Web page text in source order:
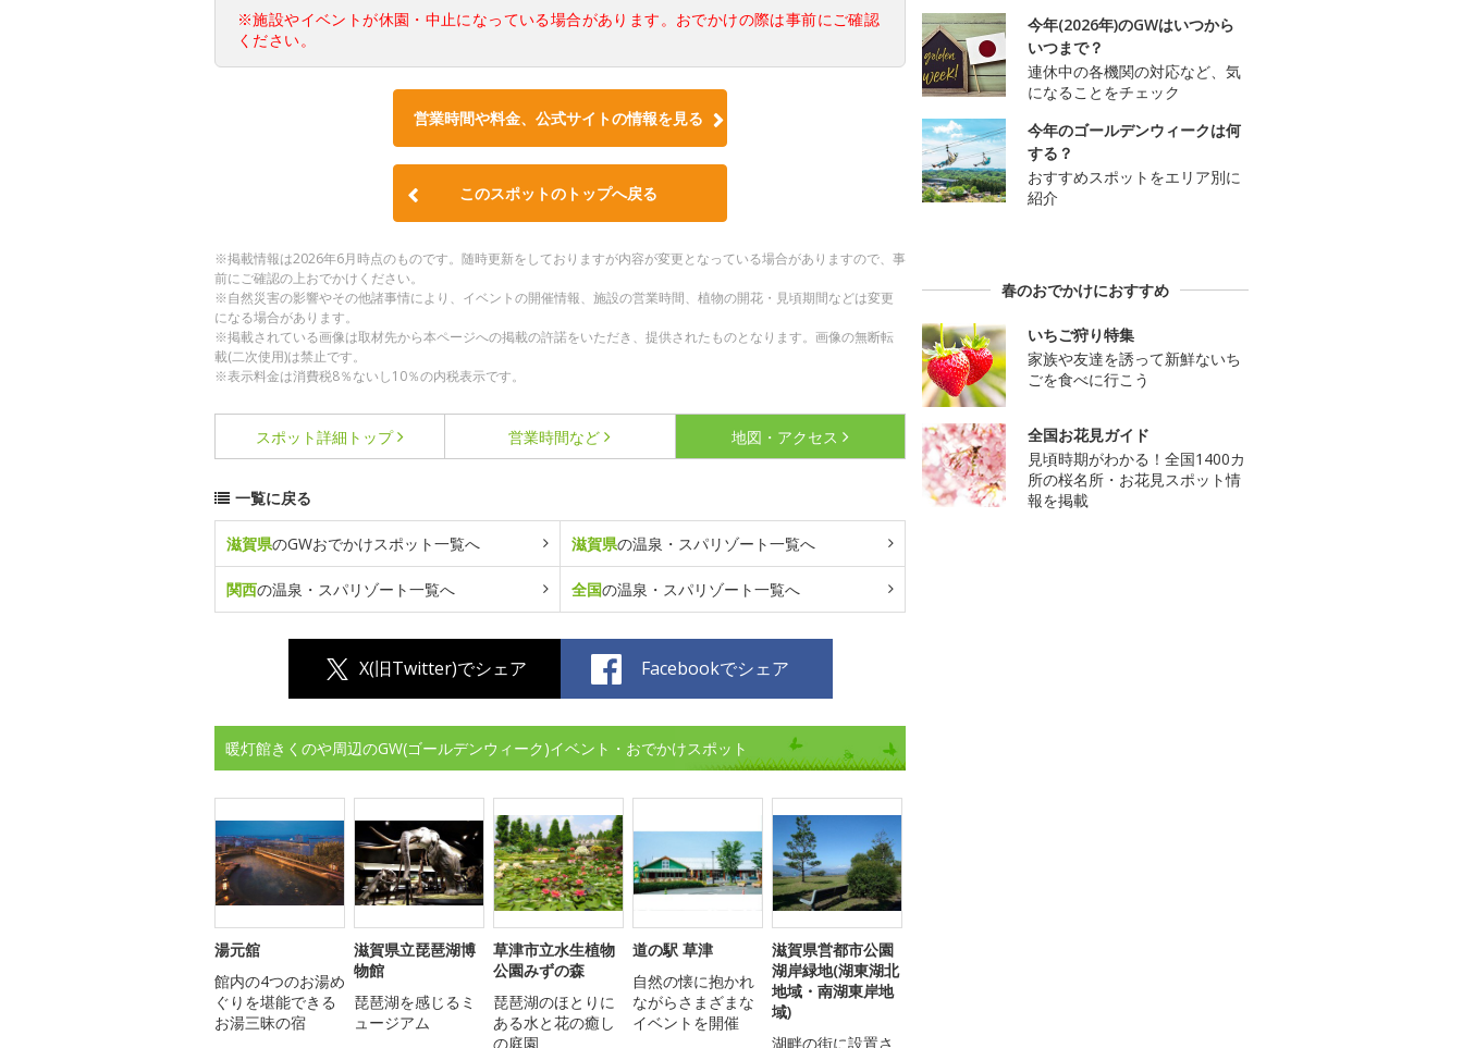
※施設やイベントが休園・中止になっている場合があります。おでかけの際は事前にご確認
ください。
営業時間や料金、公式サイトの情報を見る
このスポットのトップへ戻る
※掲載情報は2026年6月時点のものです。随時更新をしておりますが内容が変更となっている場合がありますので、事
前にご確認の上おでかけください。
※自然災害の影響やその他諸事情により、イベントの開催情報、施設の営業時間、植物の開花・見頃期間などは変更
になる場合があります。
※掲載されている画像は取材先から本ページへの掲載の許諾をいただき、提供されたものとなります。画像の無断転
載(二次使用)は禁止です。
※表示料金は消費税8％ないし10％の内税表示です。
スポット詳細 トップ 営業時間など 地図・アクセス
一覧に戻る
滋賀県のGWおでかけスポット一覧へ 滋賀県の温泉・スパリゾート一覧へ
関西の温泉・スパリゾート一覧へ 全国の温泉・スパリゾート一覧へ
X(旧Twitter)でシェア Facebookでシェア
暖灯館きくのや周辺のGW(ゴールデンウィーク)イベント・おでかけスポット
湯元舘
館内の4つのお湯め
ぐりを堪能できる
お湯三昧の宿
滋賀県立琵琶湖博
物館
琵琶湖を感じるミ
ュージアム
草津市立水生植物
公園みずの森
琵琶湖のほとりに
ある水と花の癒し
の庭園
道の駅 草津
自然の懐に抱かれ
ながらさまざまな
イベントを開催
滋賀県営都市公園
湖岸緑地(湖東湖北
地域・南湖東岸地
域)
湖畔の街に設置さ
今年(2026年)のGWはいつから
いつまで？
連休中の各機関の対応など、気
になることをチェック
今年のゴールデンウィークは何
する？
おすすめスポットをエリア別に
紹介
春のおでかけにおすすめ
いちご狩り特集
家族や友達を誘って新鮮ないち
ごを食べに行こう
全国お花見ガイド
見頃時期がわかる！全国1400カ
所の桜名所・お花見スポット情
報を掲載